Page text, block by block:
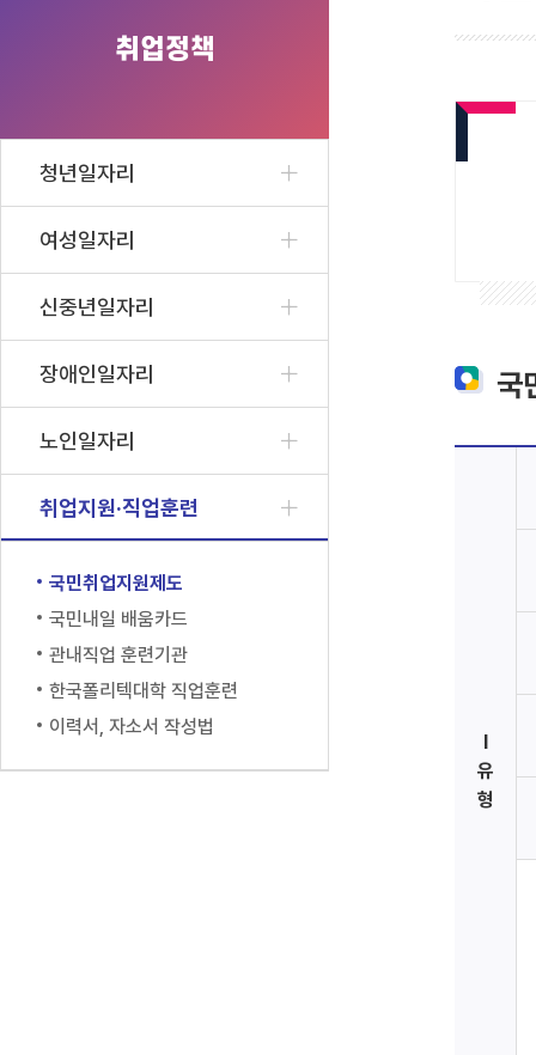
취업정책
청년일자리
여성일자리
신중년일자리
장애인일자리
노인일자리
취업지원·직업훈련
국민취업지원제도
국민내일 배움카드
관내직업 훈련기관
한국폴리텍대학 직업훈련
이력서, 자소서 작성법
국
I
유
형